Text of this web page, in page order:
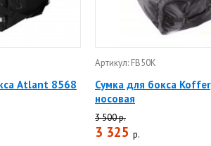
Atlant 8568
Артикул: FB50K
Сумка для бокса Koffer
носовая
3 500 р.
3 325 р.